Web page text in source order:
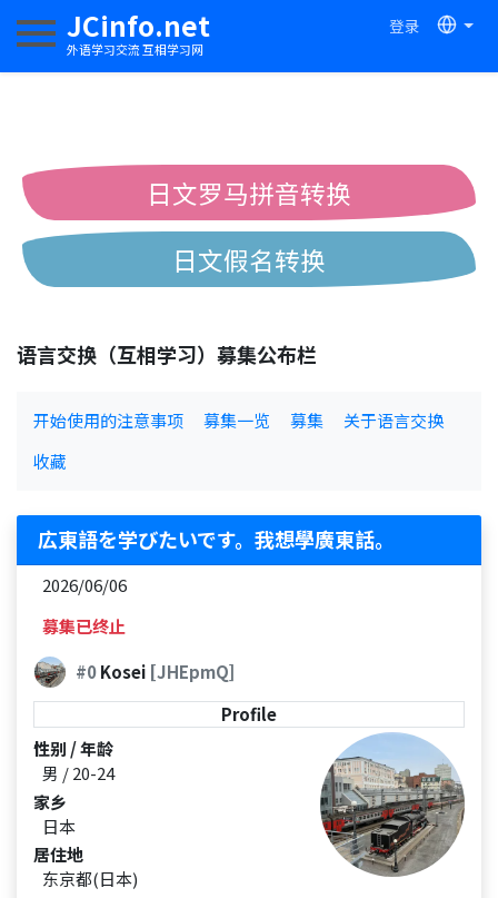
JCinfo.net
外语学习交流 互相学习网
登录
切换导航
日文罗马拼音转换
日文假名转换
语言交换（互相学习）募集公布栏
开始使用的注意事项 募集一览 募集
关于语言交换
收藏
広東語を学びたいです。我想學廣東話。
2026/06/06
募集已终止
#0Kosei [JHEpmQ]
Profile
性别 / 年龄
男 / 20-24
家乡
日本
居住地
东京都(日本)